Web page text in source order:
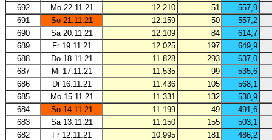
692
Mo 22.11.21 12.210 51
557,9
691
So 21.11.21 12.159 50
557,2
690
Sa 20.11.21 12.109 84
614,7
689
Fr 19.11.21 12.025 197
649,9
688
Do 18.11.21 11.828 293
637,0
687
Mi 17.11.21 11.535 99
535,6
686
Di 16.11.21 11.436 105
568,1
685
Mo 15.11.21 11.331 132
530,9
684
So 14.11.21 11.199 49
491,6
683
Sa 13.11.21 11.150 155
503,1
682
Fr 12.11.21 10.995 181
486,2